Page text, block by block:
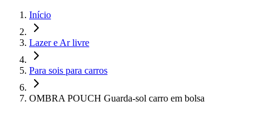
Início
Lazer e Ar livre
Para sois para carros
OMBRA POUCH Guarda-sol carro em bolsa